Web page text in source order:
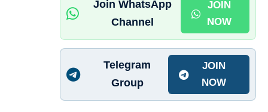
Join WhatsApp
Channel
JOIN
NOW
Telegram
Group
JOIN
NOW